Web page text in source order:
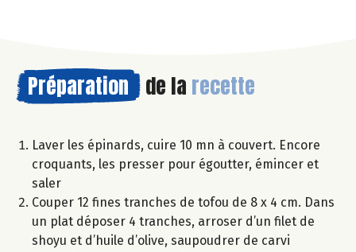
Préparation de la recette
Laver les épinards, cuire 10 mn à couvert. Encore
croquants, les presser pour égoutter, émincer et
saler
Couper 12 fines tranches de tofou de 8 x 4 cm. Dans
un plat déposer 4 tranches, arroser d’un filet de
shoyu et d’huile d’olive, saupoudrer de carvi